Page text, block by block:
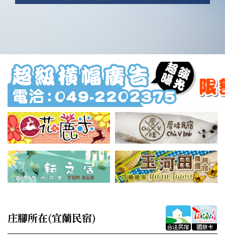
庄腳所在(宜蘭民宿)